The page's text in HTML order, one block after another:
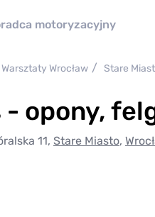
motoryzacyjny
Warsztaty Wrocław Stare
opony,
11, Stare Miasto,